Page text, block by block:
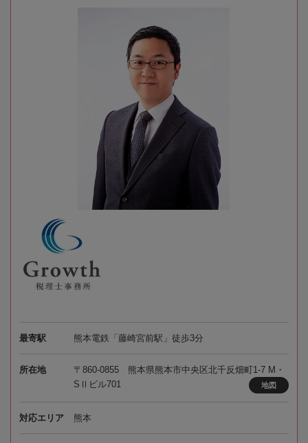
最寄駅 熊本電鉄「藤崎宮前駅」徒歩3分
所在地
〒860-0855 熊本県熊本市中央区北千反畑町1-7 M・
SⅡビル701
地図
対応エリア 熊本